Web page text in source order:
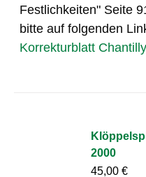
Festlichkeiten" Seite
bitte auf folgenden
Korrekturblatt
2000
45,00€